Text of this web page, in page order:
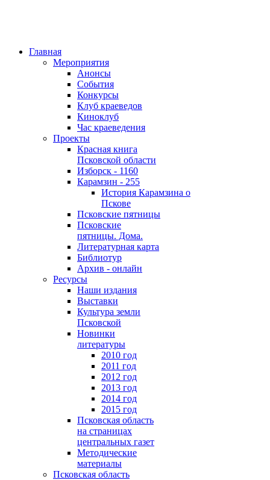
Главная
Мероприятия
Анонсы
События
Конкурсы
Клуб краеведов
Киноклуб
Час краеведения
Проекты
Красная книга
Псковской области
Изборск - 1160
Карамзин - 255
История Карамзина о
Пскове
Псковские пятницы
Псковские
пятницы. Дома.
Литературная карта
Библиотур
Архив - онлайн
Ресурсы
Наши издания
Выставки
Культура земли
Псковской
Новинки
литературы
2010 год
2011 год
2012 год
2013 год
2014 год
2015 год
Псковская область
на страницах
центральных газет
Методические
материалы
Псковская область